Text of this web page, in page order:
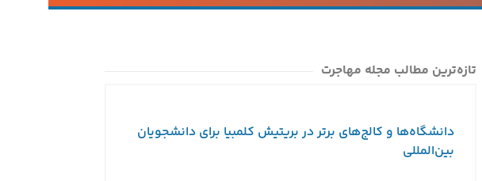
تازه‌ترین مطالب مجله مهاجرت
دانشگاه‌ها و کالج‌های برتر در بریتیش کلمبیا برای دانشجویان
بین‌المللی